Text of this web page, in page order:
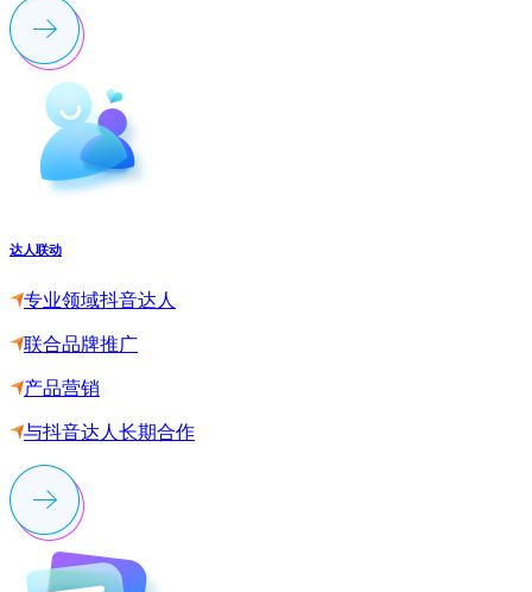
达人联动
专业领域抖音达人
联合品牌推广
产品营销
与抖音达人长期合作